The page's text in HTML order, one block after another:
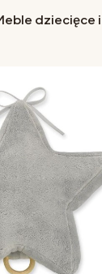
dziecięce